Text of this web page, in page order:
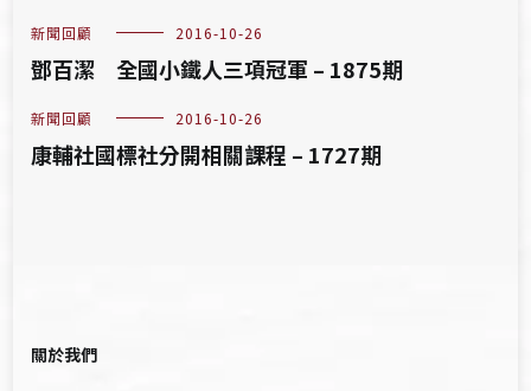
新聞回顧 2016-10-26
鄧百潔 全國小鐵人三項冠軍 – 1875期
新聞回顧 2016-10-26
康輔社國標社分開相關課程 – 1727期
關於我們